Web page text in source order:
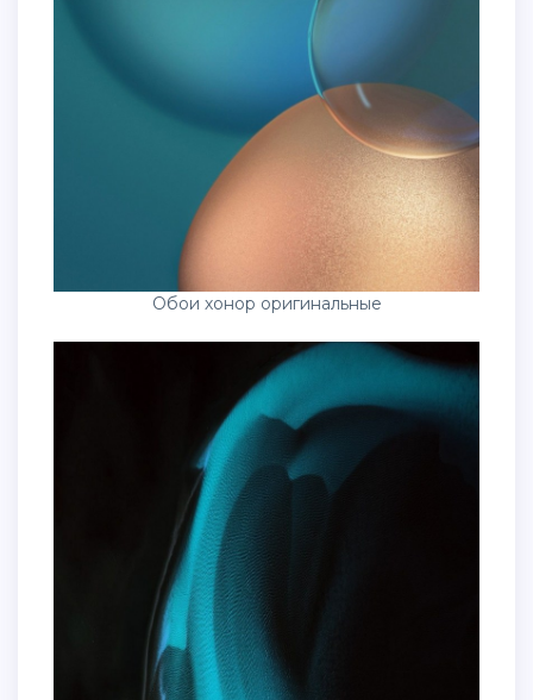
Обои хонор оригинальные